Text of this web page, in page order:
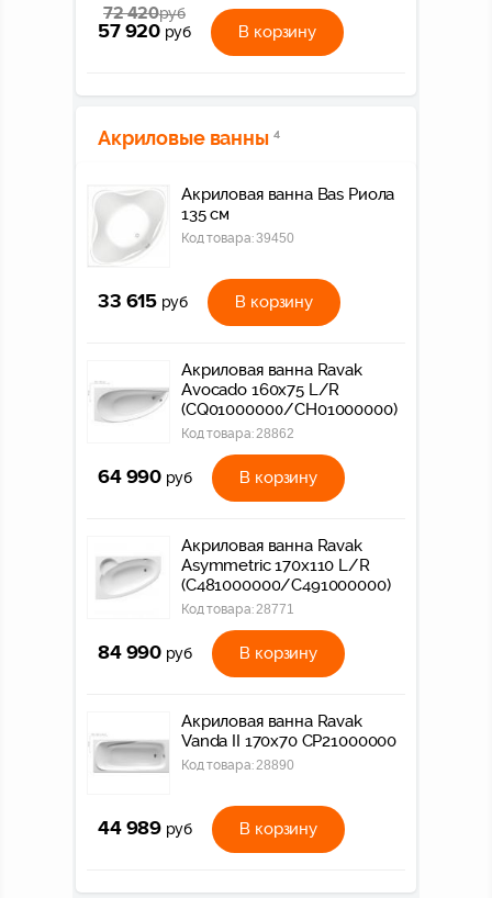
72 420руб
57 920 руб В корзину
Акриловые ванны 4
Акриловая ванна Bas Риола
135 см
Код товара:39450
33 615 руб В корзину
Акриловая ванна Ravak
Avocado 160х75 L/R
(CQ01000000/CH01000000)
Код товара: 28862
64 990 руб В корзину
Акриловая ванна Ravak
Asymmetric 170х110 L/R
(C481000000/C491000000)
Код товара: 28771
84 990 руб В корзину
Акриловая ванна Ravak
Vanda II 170х70 CP21000000
Код товара: 28890
44 989 руб В корзину